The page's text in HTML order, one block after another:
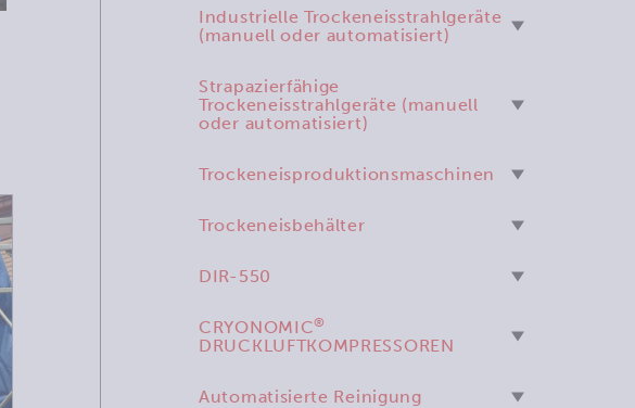
Industrielle Trockeneisstrahlgeräte
(manuell oder automatisiert)
Strapazierfähige
Trockeneisstrahlgeräte (manuell
oder automatisiert)
Trockeneisproduktionsmaschinen
Trockeneisbehälter
DIR-550
CRYONOMIC®
DRUCKLUFTKOMPRESSOREN
Automatisierte Reinigung